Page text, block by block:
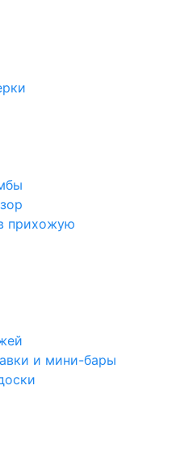
прихожую
и мини-бары